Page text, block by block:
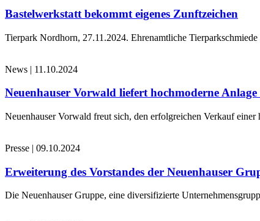
Bastelwerkstatt bekommt eigenes Zunftzeichen
Tierpark Nordhorn, 27.11.2024. Ehrenamtliche Tierparkschmiede
News | 11.10.2024
Neuenhauser Vorwald liefert hochmoderne
Neuenhauser Vorwald freut sich, den erfolgreichen Verkauf
Presse | 09.10.2024
Erweiterung des Vorstandes der Neuenhauser
Die Neuenhauser Gruppe, eine diversifizierte